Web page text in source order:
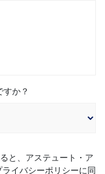
すか？
と、アステュート・ア
イバシーポリシーに同